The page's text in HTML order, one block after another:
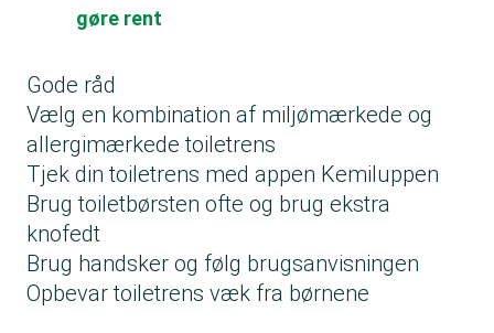
gøre rent
Gode råd
Vælg en kombination af miljømærkede og
allergimærkede toiletrens
Tjek din toiletrens med appen Kemiluppen
Brug toiletbørsten ofte og brug ekstra
knofedt
Brug handsker og følg brugsanvisningen
Opbevar toiletrens væk fra børnene